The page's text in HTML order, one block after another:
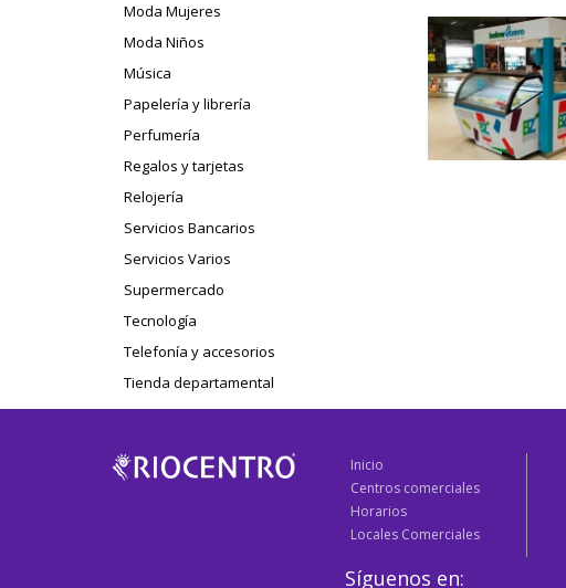
Moda Mujeres
Moda Niños
Música
Papelería y librería
Perfumería
Regalos y tarjetas
Relojería
Servicios Bancarios
Servicios Varios
Supermercado
Tecnología
Telefonía y accesorios
Tienda departamental
Inicio
Centros comerciales
Horarios
Locales Comerciales
Síguenos en: